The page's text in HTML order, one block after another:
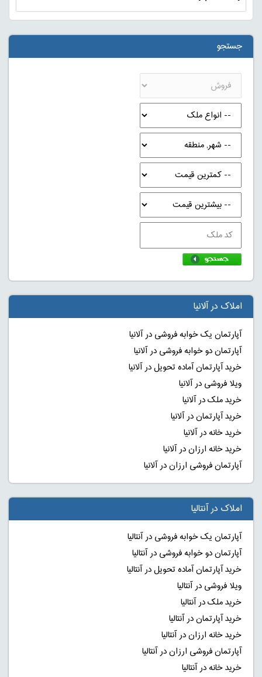
جستجو
املاک در آلانیا
آپارتمان یک خوابه فروشی در آلانیا
آپارتمان دو خوابه فروشی در آلانیا
خرید آپارتمان آماده تحویل در آلانیا
ویلا فروشی در آلانیا
خرید ملک در آلانیا
خرید آپارتمان در آلانیا
خرید خانه در آلانیا
خرید خانه ارزان در آلانیا
آپارتمان فروشی ارزان در آلانیا
املاک در آنتالیا
آپارتمان یک خوابه فروشی در آنتالیا
آپارتمان دو خوابه فروشی در آنتالیا
خرید آپارتمان آماده تحویل در آنتالیا
ویلا فروشی در آنتالیا
خرید ملک در آنتالیا
خرید آپارتمان در آنتالیا
خرید خانه ارزان در آنتالیا
آپارتمان فروشی ارزان در آنتالیا
خرید خانه در آنتالیا